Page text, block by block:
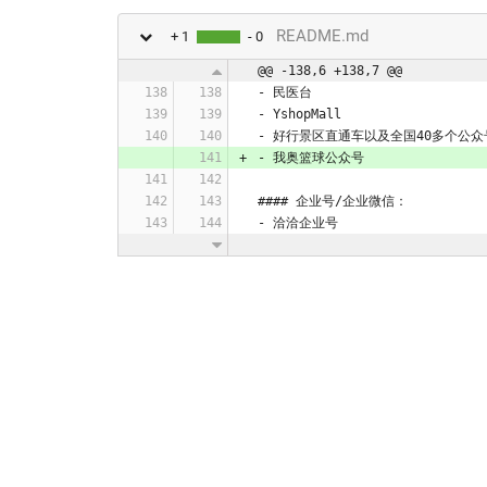
+ 1 - 0 README.md
@@ -138,6 +138,7 @@
- 民医台
- YshopMall
- 好行景区直通车以及全国40多个公众
- 我奥篮球公众号
#### 企业号/企业微信：
- 洽洽企业号